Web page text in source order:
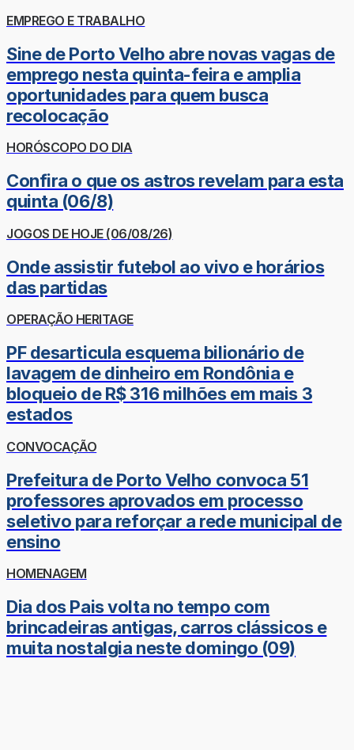
EMPREGO E TRABALHO
Sine de Porto Velho abre novas vagas de
emprego nesta quinta-feira e amplia
oportunidades para quem busca
recolocação
HORÓSCOPO DO DIA
Confira o que os astros revelam para esta
quinta (06/8)
JOGOS DE HOJE (06/08/26)
Onde assistir futebol ao vivo e horários
das partidas
OPERAÇÃO HERITAGE
PF desarticula esquema bilionário de
lavagem de dinheiro em Rondônia e
bloqueio de R$ 316 milhões em mais 3
estados
CONVOCAÇÃO
Prefeitura de Porto Velho convoca 51
professores aprovados em processo
seletivo para reforçar a rede municipal de
ensino
HOMENAGEM
Dia dos Pais volta no tempo com
brincadeiras antigas, carros clássicos e
muita nostalgia neste domingo (09)